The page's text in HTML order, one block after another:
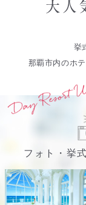
挙
那覇市内のホ
フォト・挙